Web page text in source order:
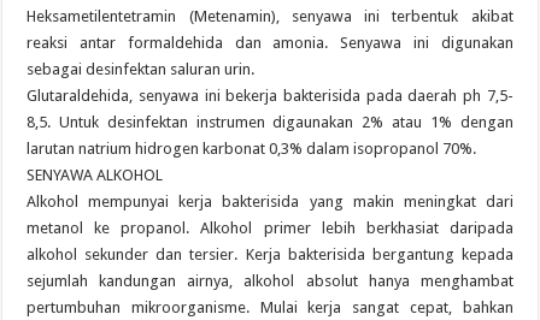
Heksametilentetramin (Metenamin), senyawa ini terbentuk akibat
reaksi antar formaldehida dan amonia. Senyawa ini digunakan
sebagai desinfektan saluran urin.
Glutaraldehida, senyawa ini bekerja bakterisida pada daerah ph 7,5-
8,5. Untuk desinfektan instrumen digaunakan 2% atau 1% dengan
larutan natrium hidrogen karbonat 0,3% dalam isopropanol 70%.
SENYAWA ALKOHOL
Alkohol mempunyai kerja bakterisida yang makin meningkat dari
metanol ke propanol. Alkohol primer lebih berkhasiat daripada
alkohol sekunder dan tersier. Kerja bakterisida bergantung kepada
sejumlah kandungan airnya, alkohol absolut hanya menghambat
pertumbuhan mikroorganisme. Mulai kerja sangat cepat, bahkan